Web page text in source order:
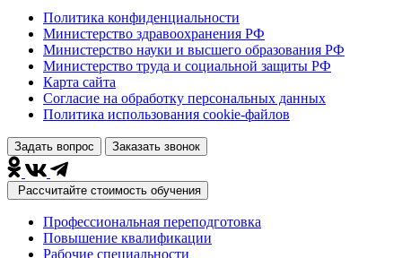
Политика конфиденциальности
Министерство здравоохранения РФ
Министерство науки и высшего образования РФ
Министерство труда и социальной защиты РФ
Карта сайта
Согласие на обработку персональных данных
Политика использования сookie-файлов
Задать вопрос Заказать звонок
Рассчитайте стоимость обучения
Профессиональная переподготовка
Повышение квалификации
Рабочие специальности